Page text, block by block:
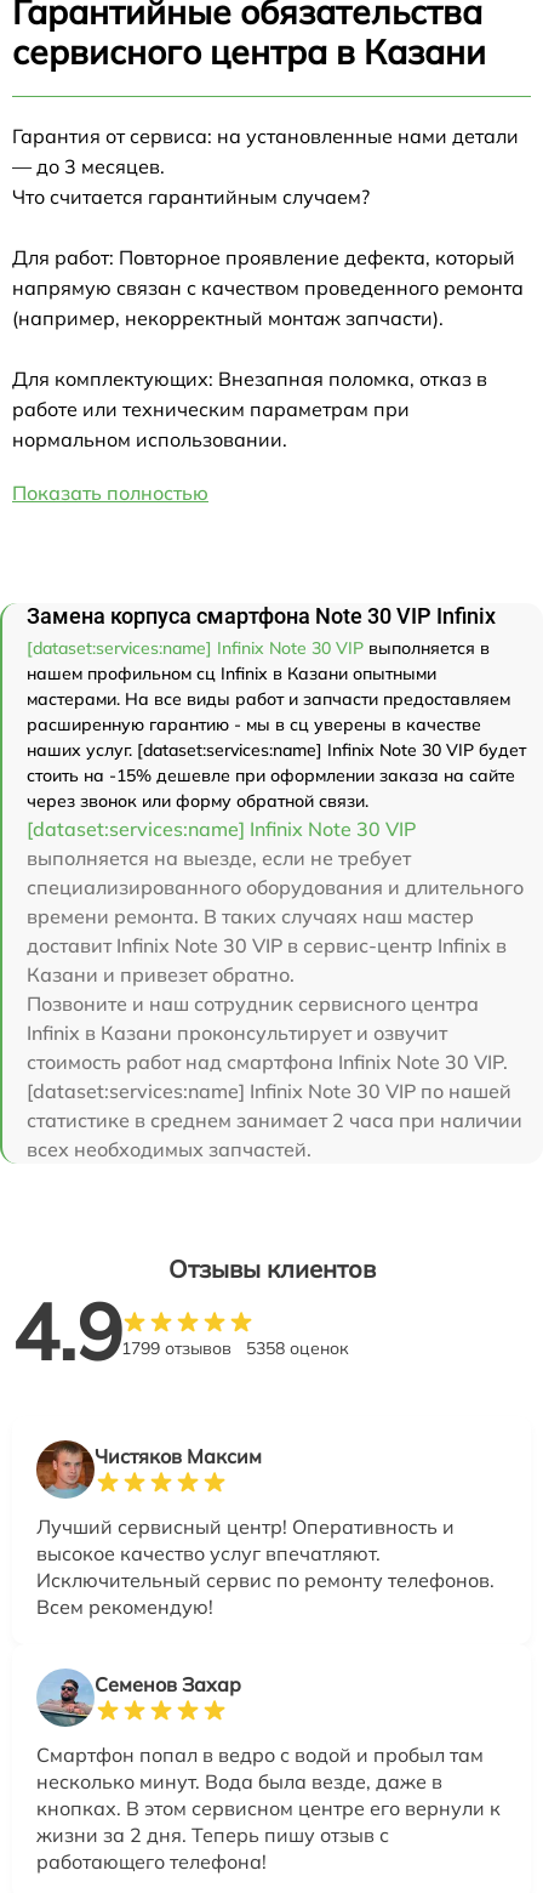
Гарантийные обязательства
сервисного центра в Казани
Гарантия от сервиса: на установленные нами детали
— до 3 месяцев.
Что считается гарантийным случаем?
Для работ: Повторное проявление дефекта, который
напрямую связан с качеством проведенного ремонта
(например, некорректный монтаж запчасти).
Для комплектующих: Внезапная поломка, отказ в
работе или техническим параметрам при
нормальном использовании.
Показать полностью
Замена корпуса смартфона Note 30 VIP Infinix
[dataset:services:name] Infinix Note 30 VIP выполняется в
нашем профильном сц Infinix в Казани опытными
мастерами. На все виды работ и запчасти предоставляем
расширенную гарантию - мы в сц уверены в качестве
наших услуг. [dataset:services:name] Infinix Note 30 VIP будет
стоить на -15% дешевле при оформлении заказа на сайте
через звонок или форму обратной связи.
[dataset:services:name] Infinix Note 30 VIP
выполняется на выезде, если не требует
специализированного оборудования и длительного
времени ремонта. В таких случаях наш мастер
доставит Infinix Note 30 VIP в сервис-центр Infinix в
Казани и привезет обратно.
Позвоните и наш сотрудник сервисного центра
Infinix в Казани проконсультирует и озвучит
стоимость работ над смартфона Infinix Note 30 VIP.
[dataset:services:name] Infinix Note 30 VIP по нашей
статистике в среднем занимает 2 часа при наличии
всех необходимых запчастей.
Отзывы клиентов
4.91799 отзывов 5358 оценок
Чистяков Максим
Лучший сервисный центр! Оперативность и
высокое качество услуг впечатляют.
Исключительный сервис по ремонту телефонов.
Всем рекомендую!
Семенов Захар
Смартфон попал в ведро с водой и пробыл там
несколько минут. Вода была везде, даже в
кнопках. В этом сервисном центре его вернули к
жизни за 2 дня. Теперь пишу отзыв с
работающего телефона!